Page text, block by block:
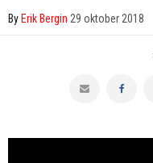
By Erik Bergin 29 oktober 2018